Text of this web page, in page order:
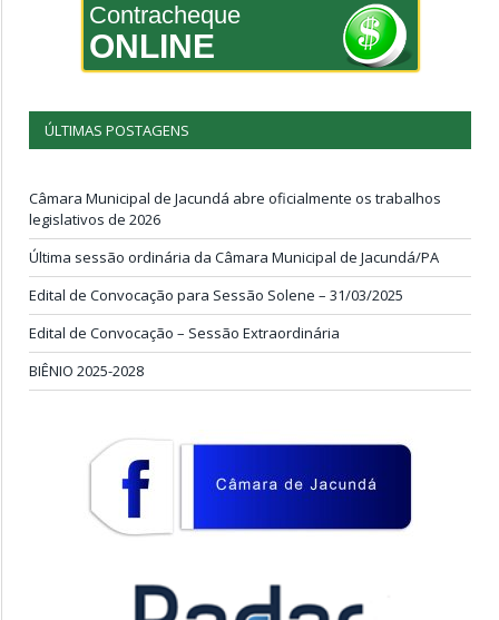
Contracheque
ONLINE
ÚLTIMAS POSTAGENS
Câmara Municipal de Jacundá abre oficialmente os trabalhos
legislativos de 2026
Última sessão ordinária da Câmara Municipal de Jacundá/PA
Edital de Convocação para Sessão Solene – 31/03/2025
Edital de Convocação – Sessão Extraordinária
BIÊNIO 2025-2028